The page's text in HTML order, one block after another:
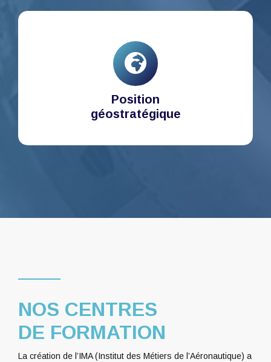
Position
géostratégique
NOS CENTRES
DE FORMATION
La création de l’IMA (Institut des Métiers de l’Aéronautique) a